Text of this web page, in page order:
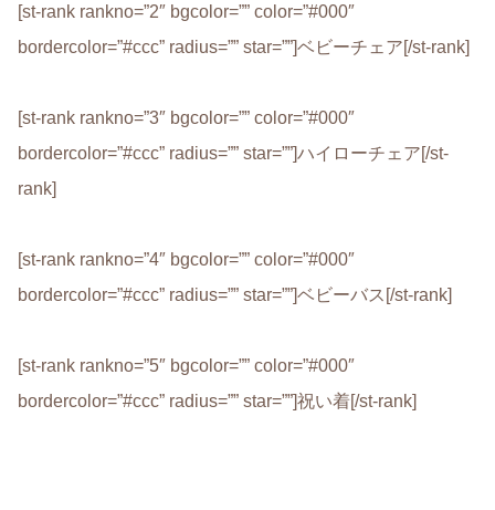
[st-rank rankno=”2″ bgcolor=”” color=”#000″
bordercolor=”#ccc” radius=”” star=””]ベビーチェア[/st-rank]
[st-rank rankno=”3″ bgcolor=”” color=”#000″
bordercolor=”#ccc” radius=”” star=””]ハイローチェア[/st-
rank]
[st-rank rankno=”4″ bgcolor=”” color=”#000″
bordercolor=”#ccc” radius=”” star=””]ベビーバス[/st-rank]
[st-rank rankno=”5″ bgcolor=”” color=”#000″
bordercolor=”#ccc” radius=”” star=””]祝い着[/st-rank]